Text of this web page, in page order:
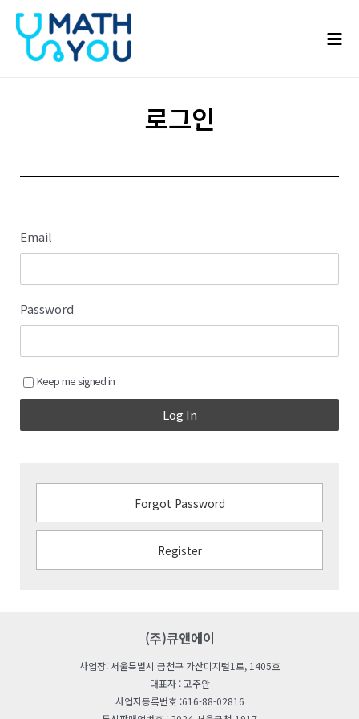
건너뛰기
로그인
Email
Password
Keep me signed in
Log In
Forgot Password
Register
(주)큐앤에이
사업장: 서울특별시 금천구 가산디지털1로, 1405호
대표자 : 고주안
사업자등록번호 :616-88-02816